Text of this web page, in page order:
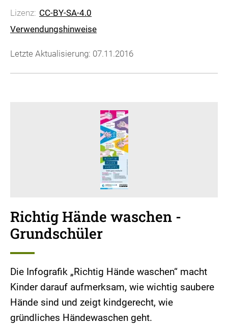
Lizenz: CC-BY-SA-4.0
Verwendungshinweise
Letzte Aktualisierung: 07.11.2016
Richtig Hände waschen -
Grundschüler
Die Infografik „Richtig Hände waschen“ macht
Kinder darauf aufmerksam, wie wichtig saubere
Hände sind und zeigt kindgerecht, wie
gründliches Händewaschen geht.